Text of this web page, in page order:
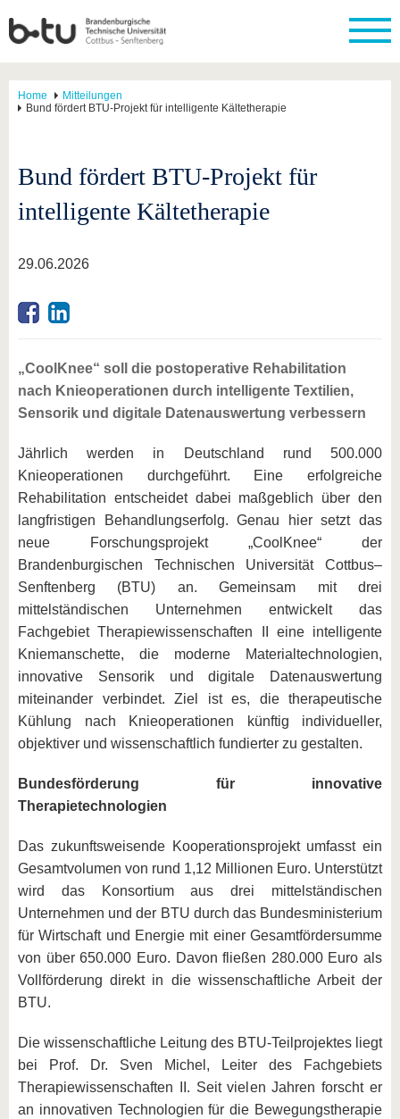
Home
Mitteilungen
Bund fördert BTU-Projekt für intelligente Kältetherapie
Bund fördert BTU-Projekt für
intelligente Kältetherapie
29.06.2026
„CoolKnee“ soll die postoperative Rehabilitation
nach Knieoperationen durch intelligente Textilien,
Sensorik und digitale Datenauswertung verbessern
Jährlich werden in Deutschland rund 500.000
Knieoperationen durchgeführt. Eine erfolgreiche
Rehabilitation entscheidet dabei maßgeblich über den
langfristigen Behandlungserfolg. Genau hier setzt das
neue Forschungsprojekt „CoolKnee“ der
Brandenburgischen Technischen Universität Cottbus–
Senftenberg (BTU) an. Gemeinsam mit drei
mittelständischen Unternehmen entwickelt das
Fachgebiet Therapiewissenschaften II eine intelligente
Kniemanschette, die moderne Materialtechnologien,
innovative Sensorik und digitale Datenauswertung
miteinander verbindet. Ziel ist es, die therapeutische
Kühlung nach Knieoperationen künftig individueller,
objektiver und wissenschaftlich fundierter zu gestalten.
Bundesförderung für innovative
Therapietechnologien
Das zukunftsweisende Kooperationsprojekt umfasst ein
Gesamtvolumen von rund 1,12 Millionen Euro. Unterstützt
wird das Konsortium aus drei mittelständischen
Unternehmen und der BTU durch das Bundesministerium
für Wirtschaft und Energie mit einer Gesamtfördersumme
von über 650.000 Euro. Davon fließen 280.000 Euro als
Vollförderung direkt in die wissenschaftliche Arbeit der
BTU.
Die wissenschaftliche Leitung des BTU-Teilprojektes liegt
bei Prof. Dr. Sven Michel, Leiter des Fachgebiets
Therapiewissenschaften II. Seit vielen Jahren forscht er
an innovativen Technologien für die Bewegungstherapie